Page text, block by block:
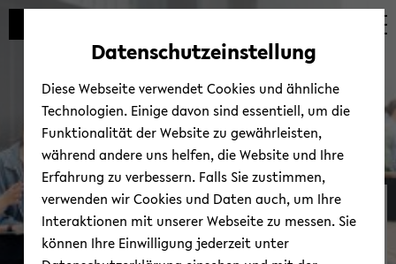
Automatische
vermeiden
zum
wechseln
zum
wechseln
zum
wechseln
NEOLAiA an der
Universität­ Bielefeld
Datenschutzeinstellung
Diese Webseite verwendet Cookies und ähnliche
Technologien. Einige davon sind essentiell, um die
Funktionalität der Website zu gewährleisten,
während andere uns helfen, die Website und Ihre
Erfahrung zu verbessern. Falls Sie zustimmen,
verwenden wir Cookies und Daten auch, um Ihre
Interaktionen mit unserer Webseite zu messen. Sie
können Ihre Einwilligung jederzeit unter